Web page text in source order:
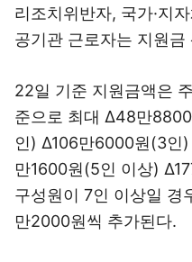
리조치위반자, 국가·지
공기관 근로자는 지원
22일 기준 지원금액은
준으로 최대 Δ48만
인) Δ106만6000원(3
만1600원(5인 이상)
구성원이 7인 이상일 경
만2000원씩 추가된다.